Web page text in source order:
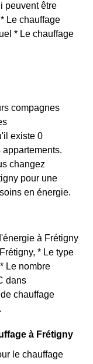
peuvent être
Le chauffage
* Le chauffage
compagnes
existe 0
changez
pour une
en énergie.
à Frétigny
* Le type
Le nombre
dans
chauffage
à Frétigny
le chauffage